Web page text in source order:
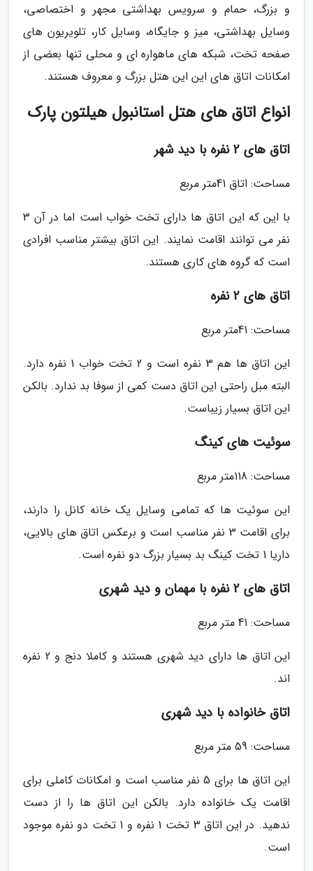
و بزرگ، حمام و سرویس بهداشتی مجهر و اختصاصی،
وسایل بهداشتی، میز و جایگاه، وسایل کار، تلویریون های
صفحه تخت، شبکه های ماهواره ای و محلی تنها بعضی از
امکانات اتاق های این این هتل بزرگ و معروف هستند.
انواع اتاق های هتل استانبول هیلتون پارک
اتاق های 2 نفره با دید شهر
مساحت: اتاق 41متر مربع
با این که این اتاق ها دارای تخت خواب است اما در آن 3
نفر می توانند اقامت نمایند. این اتاق بیشتر مناسب افرادی
است که گروه های کاری هستند.
اتاق های 2 نفره
مساحت: 41متر مربع
این اتاق ها هم 3 نفره است و 2 تخت خواب 1 نفره دارد.
البته مبل راحتی این اتاق دست کمی از سوفا بد ندارد. بالکن
این اتاق بسیار زیباست.
سوئیت های کینگ
مساحت: 118متر مربع
این سوئیت ها که تمامی وسایل یک خانه کانل را دارند،
برای اقامت 3 نفر مناسب است و برعکس اتاق های بالایی،
داریا 1 تخت کینگ بد بسیار بزرگ دو نفره است.
اتاق های 2 نفره با مهمان و دید شهری
مساحت: 41 متر مربع
این اتاق ها دارای دید شهری هستند و کاملا دنج و 2 نفره
اند.
اتاق خانواده با دید شهری
مساحت: 59 متر مربع
این اتاق ها برای 5 نفر مناسب است و امکانات کاملی برای
اقامت یک خانواده دارد. بالکن این اتاق ها را از دست
ندهید. در این اتاق 3 تخت 1 نفره و 1 تخت دو نفره موجود
است.